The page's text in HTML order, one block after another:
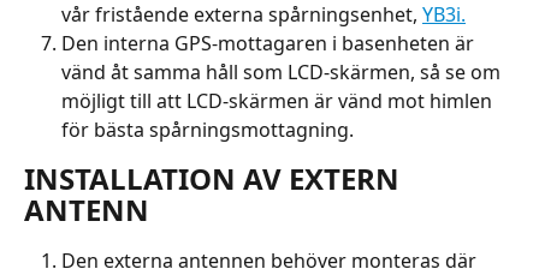
vår fristående externa spårningsenhet, YB3i.
Den interna GPS-mottagaren i basenheten är
vänd åt samma håll som LCD-skärmen, så se om
möjligt till att LCD-skärmen är vänd mot himlen
för bästa spårningsmottagning.
INSTALLATION AV EXTERN
ANTENN
Den externa antennen behöver monteras där